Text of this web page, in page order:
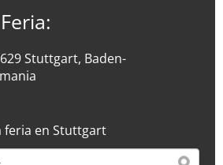
Stuttgart, Baden-
feria en Stuttgart